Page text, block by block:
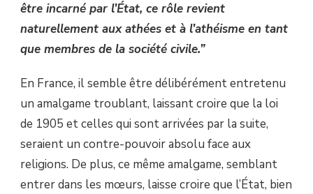
être incarné par l’État, ce rôle revient
naturellement aux athées et à l’athéisme en tant
que membres de la société civile.”
En France, il semble être délibérément entretenu
un amalgame troublant, laissant croire que la loi
de 1905 et celles qui sont arrivées par la suite,
seraient un contre-pouvoir absolu face aux
religions. De plus, ce même amalgame, semblant
entrer dans les mœurs, laisse croire que l’État, bien